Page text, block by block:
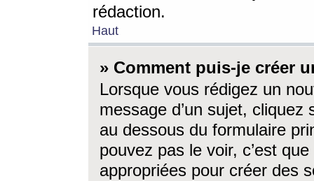
rédaction.
Haut
» Comment puis-je créer
Lorsque vous rédigez un
message d’un sujet, cliquez
au dessous du formulaire
pouvez pas le voir, c’est
appropriées pour créer des